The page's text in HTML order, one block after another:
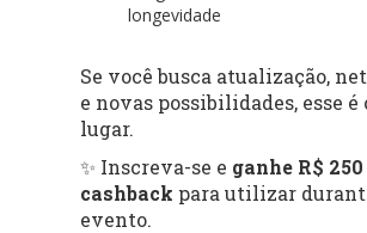
longevidade
Se você busca atualização,
e novas possibilidades, esse é
lugar.
✨ Inscreva-se e ganhe R$ 250
cashback para utilizar
evento.